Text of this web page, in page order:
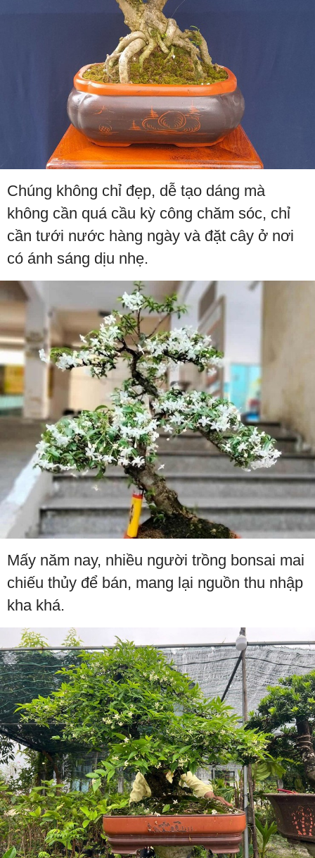
Chúng không chỉ đẹp, dễ tạo dáng mà
không cần quá cầu kỳ công chăm sóc, chỉ
cần tưới nước hàng ngày và đặt cây ở nơi
có ánh sáng dịu nhẹ.
Mấy năm nay, nhiều người trồng bonsai mai
chiếu thủy để bán, mang lại nguồn thu nhập
kha khá.